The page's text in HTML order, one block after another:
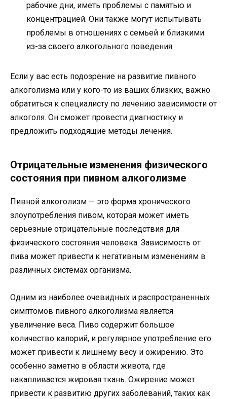
рабочие дни, иметь проблемы с памятью и
концентрацией. Они также могут испытывать
проблемы в отношениях с семьей и близкими
из-за своего алкогольного поведения.
Если у вас есть подозрение на развитие пивного
алкоголизма или у кого-то из ваших близких, важно
обратиться к специалисту по лечению зависимости от
алкоголя. Он сможет провести диагностику и
предложить подходящие методы лечения.
Отрицательные изменения физического
состояния при пивном алкоголизме
Пивной алкоголизм — это форма хронического
злоупотребления пивом, которая может иметь
серьезные отрицательные последствия для
физического состояния человека. Зависимость от
пива может привести к негативным изменениям в
различных системах организма.
Одним из наиболее очевидных и распространенных
симптомов пивного алкоголизма является
увеличение веса. Пиво содержит большое
количество калорий, и регулярное употребление его
может привести к лишнему весу и ожирению. Это
особенно заметно в области живота, где
накапливается жировая ткань. Ожирение может
привести к развитию других заболеваний, таких как